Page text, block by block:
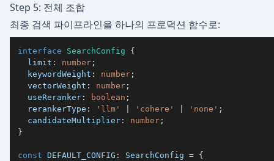
Step 5: 전체 조합
최종 검색 파이프라인을 하나의 프로덕션 함수로:
interface SearchConfig
{
  limit
: number ;
  keywordWeight
: number ;
  vectorWeight
: number ;
  useReranker
: boolean ;
  rerankerType
: 'llm' 'cohere' 'none' ;
  candidateMultiplier
: number ;
}
const DEFAULT_CONFIG : SearchConfig = {